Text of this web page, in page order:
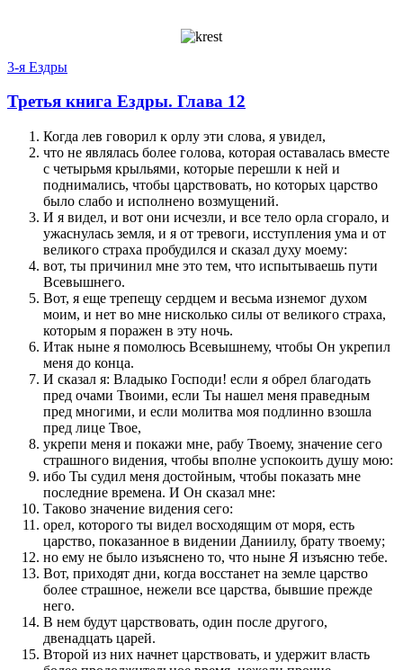
3-я Ездры
Третья книга Ездры. Глава 12
Когда лев говорил к орлу эти слова, я увидел,
что не являлась более голова, которая оставалась вместе
с четырьмя крыльями, которые перешли к ней и
поднимались, чтобы царствовать, но которых царство
было слабо и исполнено возмущений.
И я видел, и вот они исчезли, и все тело орла сгорало, и
ужаснулась земля, и я от тревоги, исступления ума и от
великого страха пробудился и сказал духу моему:
вот, ты причинил мне это тем, что испытываешь пути
Всевышнего.
Вот, я еще трепещу сердцем и весьма изнемог духом
моим, и нет во мне нисколько силы от великого страха,
которым я поражен в эту ночь.
Итак ныне я помолюсь Всевышнему, чтобы Он укрепил
меня до конца.
И сказал я: Владыко Господи! если я обрел благодать
пред очами Твоими, если Ты нашел меня праведным
пред многими, и если молитва моя подлинно взошла
пред лице Твое,
укрепи меня и покажи мне, рабу Твоему, значение сего
страшного видения, чтобы вполне успокоить душу мою:
ибо Ты судил меня достойным, чтобы показать мне
последние времена. И Он сказал мне:
Таково значение видения сего:
орел, которого ты видел восходящим от моря, есть
царство, показанное в видении Даниилу, брату твоему;
но ему не было изъяснено то, что ныне Я изъясню тебе.
Вот, приходят дни, когда восстанет на земле царство
более страшное, нежели все царства, бывшие прежде
него.
В нем будут царствовать, один после другого,
двенадцать царей.
Второй из них начнет царствовать, и удержит власть